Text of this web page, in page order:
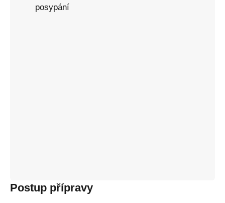
posypání
Postup přípravy